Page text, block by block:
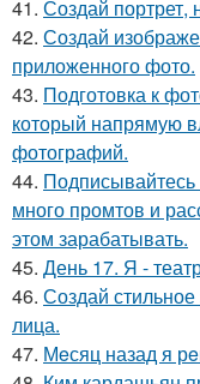
41. Создай портрет,
42. Создай
приложенного фото.
43. Подготовка к
который напрямую
фотографий.
44.
много промтов и
этом зарабатывать.
45. День 17. Я -
46. Создай
лица.
47. Мeсяц назад я